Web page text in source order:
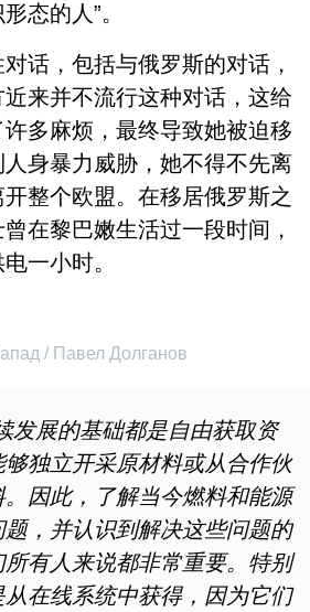
态的人”。
话，包括与俄罗斯的对话，
来并不流行这种对话，这给
多麻烦，最终导致她被迫移
身暴力威胁，她不得不先离
整个欧盟。在移居俄罗斯之
在黎巴嫩生活过一段时间，
一小时。
/ Павел Долганов
发展的基础都是自由获取资
独立开采原材料或从合作伙
因此，了解当今燃料和能源
，并认识到解决这些问题的
所有人来说都非常重要。特别
在线系统中获得，因为它们